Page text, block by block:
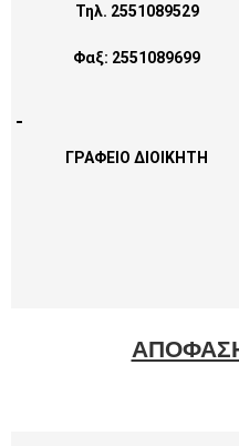
Τηλ. 2551089529
Φαξ: 2551089699
ΓΡΑΦΕΙΟ ΔΙΟΙΚΗΤΗ